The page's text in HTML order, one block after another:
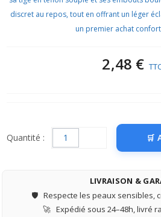
discret au repos, tout en offrant un léger
un premier achat
2,48 €
Quantité :
LIVRAISON &
🛡️ Respecte les peaux sensibles,
🚀 Expédié sous 24–48h, livré